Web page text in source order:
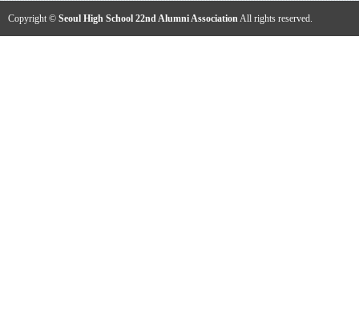
Copyright © Seoul High School 22nd Alumni AssociationAll rights reserved.